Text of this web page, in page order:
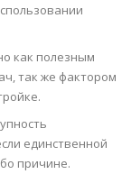
как полезным
так же фактором
единственной
причине.